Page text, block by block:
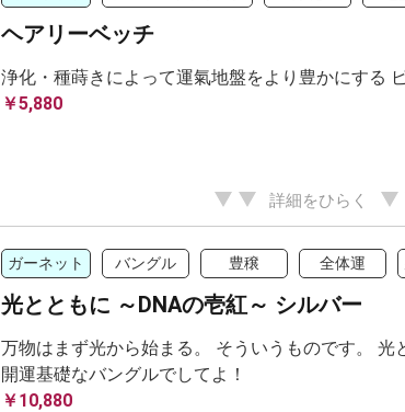
ヘアリーベッチ
浄化・種蒔きによって運氣地盤をより豊かにする
￥5,880
詳細をひらく
ガーネット バングル 豊穣 全体運
光とともに ～DNAの壱紅～ シルバー
万物はまず光から始まる。 そういうものです。 光
開運基礎なバングルでしてよ！
￥10,880